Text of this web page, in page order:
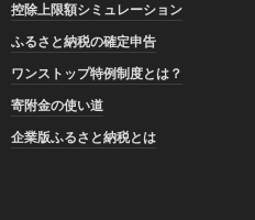
控除上限額シミュレーション
ふるさと納税の確定申告
ワンストップ特例制度とは？
寄附金の使い道
企業版ふるさと納税とは